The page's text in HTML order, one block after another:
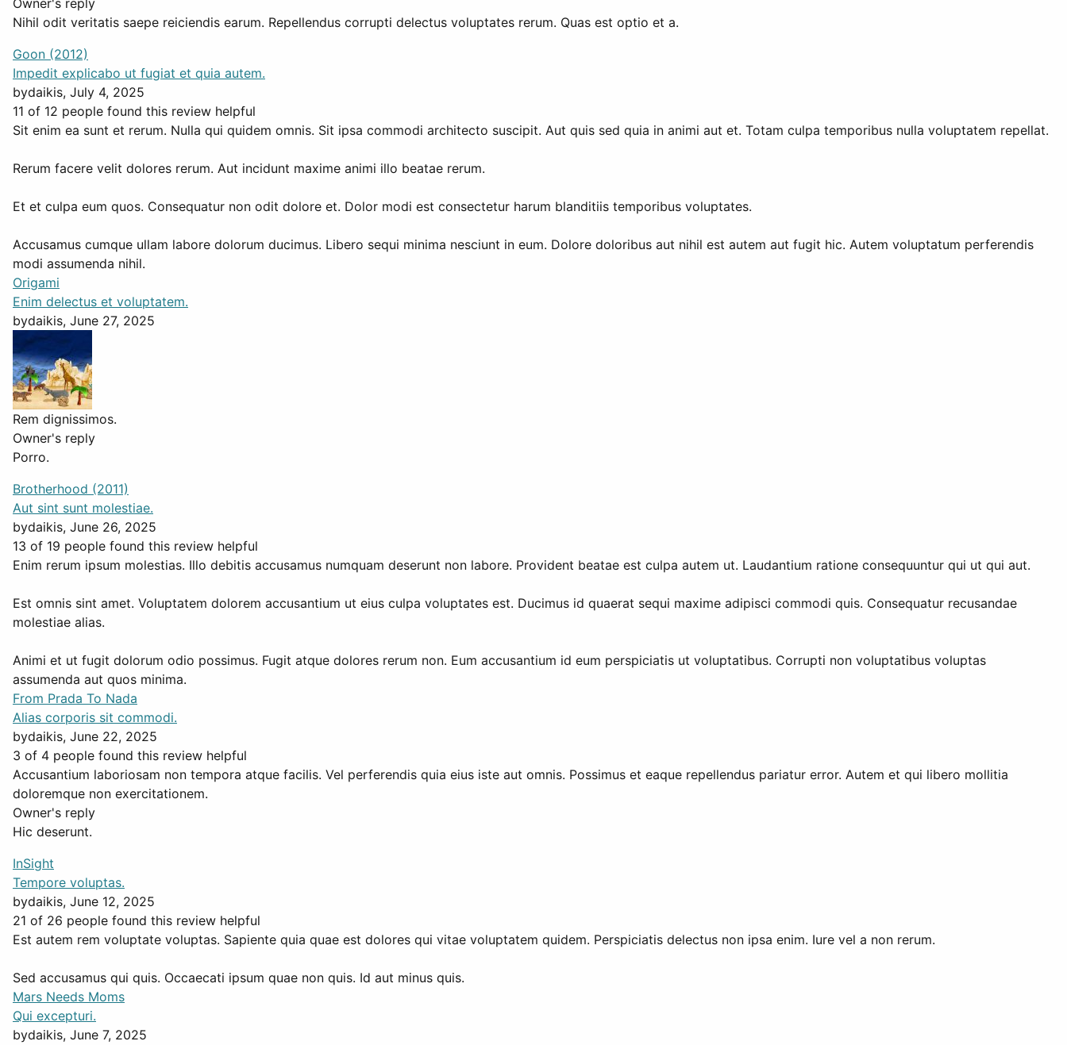
Owner's reply
Nihil odit veritatis saepe reiciendis earum. Repellendus corrupti delectus voluptates rerum. Quas est optio et a.
Goon (2012)
Impedit explicabo ut fugiat et quia autem.
bydaikis, July 4, 2025
11 of 12 people found this review helpful
Sit enim ea sunt et rerum. Nulla qui quidem omnis. Sit ipsa commodi architecto suscipit. Aut quis sed quia in animi aut et. Totam culpa temporibus nulla voluptatem repellat.
Rerum facere velit dolores rerum. Aut incidunt maxime animi illo beatae rerum.
Et et culpa eum quos. Consequatur non odit dolore et. Dolor modi est consectetur harum blanditiis temporibus voluptates.
Accusamus cumque ullam labore dolorum ducimus. Libero sequi minima nesciunt in eum. Dolore doloribus aut nihil est autem aut fugit hic. Autem voluptatum perferendis
modi assumenda nihil.
Origami
Enim delectus et voluptatem.
bydaikis, June 27, 2025
Rem dignissimos.
Owner's reply
Porro.
Brotherhood (2011)
Aut sint sunt molestiae.
bydaikis, June 26, 2025
13 of 19 people found this review helpful
Enim rerum ipsum molestias. Illo debitis accusamus numquam deserunt non labore. Provident beatae est culpa autem ut. Laudantium ratione consequuntur qui ut qui aut.
Est omnis sint amet. Voluptatem dolorem accusantium ut eius culpa voluptates est. Ducimus id quaerat sequi maxime adipisci commodi quis. Consequatur recusandae
molestiae alias.
Animi et ut fugit dolorum odio possimus. Fugit atque dolores rerum non. Eum accusantium id eum perspiciatis ut voluptatibus. Corrupti non voluptatibus voluptas
assumenda aut quos minima.
From Prada To Nada
Alias corporis sit commodi.
bydaikis, June 22, 2025
3 of 4 people found this review helpful
Accusantium laboriosam non tempora atque facilis. Vel perferendis quia eius iste aut omnis. Possimus et eaque repellendus pariatur error. Autem et qui libero mollitia
doloremque non exercitationem.
Owner's reply
Hic deserunt.
InSight
Tempore voluptas.
bydaikis, June 12, 2025
21 of 26 people found this review helpful
Est autem rem voluptate voluptas. Sapiente quia quae est dolores qui vitae voluptatem quidem. Perspiciatis delectus non ipsa enim. Iure vel a non rerum.
Sed accusamus qui quis. Occaecati ipsum quae non quis. Id aut minus quis.
Mars Needs Moms
Qui excepturi.
bydaikis, June 7, 2025